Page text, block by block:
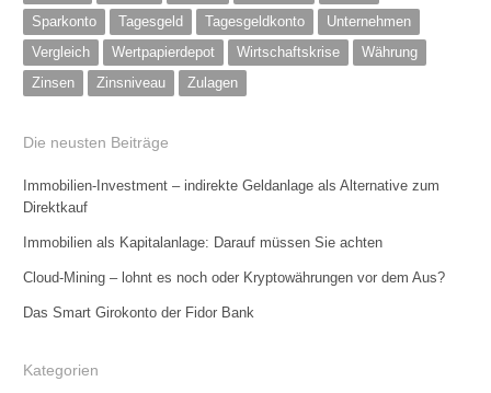
Sparkonto
Tagesgeld Tagesgeldkonto
Unternehmen
Vergleich
Wertpapierdepot Wirtschaftskrise
Währung
Zinsen
Zinsniveau Zulagen
Die neusten Beiträge
Immobilien-Investment – indirekte Geldanlage als Alternative zum
Direktkauf
Immobilien als Kapitalanlage: Darauf müssen Sie achten
Cloud-Mining – lohnt es noch oder Kryptowährungen vor dem Aus?
Das Smart Girokonto der Fidor Bank
Kategorien